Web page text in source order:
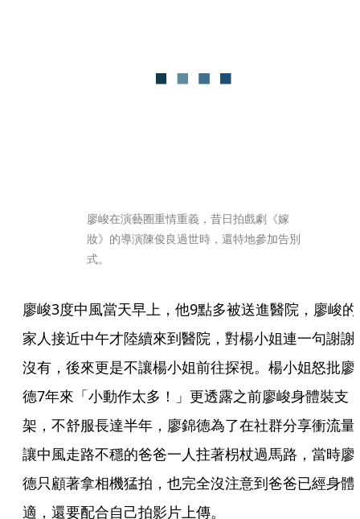
廖峻在演藝圈重情重義，昔日拍戲劇《嫁
妝》的導演陳俊良過世時，還特地參加告別
式。
廖峻3度中風當天早上，他9點多被送進醫院，廖峻的
家人接近中午才陸續來到醫院，對楊小姐連一句謝謝
沒有，後來更是不讓楊小姐前往探視。楊小姐怒批廖
德7年來「小動作太多！」更透露之前廖峻身體裝支
架，不舒服長達半年，廖錦德為了在社群分享衝流量
讓中風走路不穩的爸爸一人拄著枴杖過馬路，當時廖
德只顧著拿相機猛拍，也完全沒注意到爸爸已經身體
適，還要配合自己拍影片上傳。